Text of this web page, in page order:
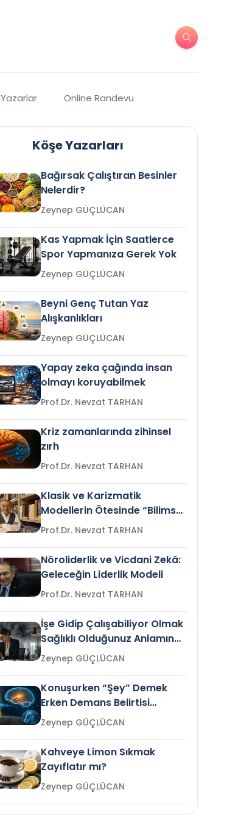
Yazarlar Online Randevu
Köşe Yazarları
Bağırsak Çalıştıran Besinler
Nelerdir?
Zeynep GÜÇLÜCAN
Kas Yapmak İçin Saatlerce
Spor Yapmanıza Gerek Yok
Zeynep GÜÇLÜCAN
Beyni Genç Tutan Yaz
Alışkanlıkları
Zeynep GÜÇLÜCAN
Yapay zeka çağında insan
olmayı koruyabilmek
Prof.Dr. Nevzat TARHAN
Kriz zamanlarında zihinsel
zırh
Prof.Dr. Nevzat TARHAN
Klasik ve Karizmatik
Modellerin Ötesinde “Bilimsel
Liderlik”
Prof.Dr. Nevzat TARHAN
Nöroliderlik ve Vicdani Zekâ:
Geleceğin Liderlik Modeli
Prof.Dr. Nevzat TARHAN
İşe Gidip Çalışabiliyor Olmak
Sağlıklı Olduğunuz Anlamına
Gelir mi?Zeynep GÜÇLÜCAN
Konuşurken “Şey” Demek
Erken Demans Belirtisi
Olabilir mi?Zeynep GÜÇLÜCAN
Kahveye Limon Sıkmak
Zayıflatır mı?
Zeynep GÜÇLÜCAN